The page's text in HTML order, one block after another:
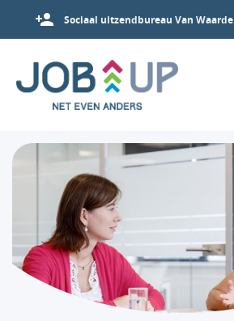
Sociaal uitzendbureau Van Waarde